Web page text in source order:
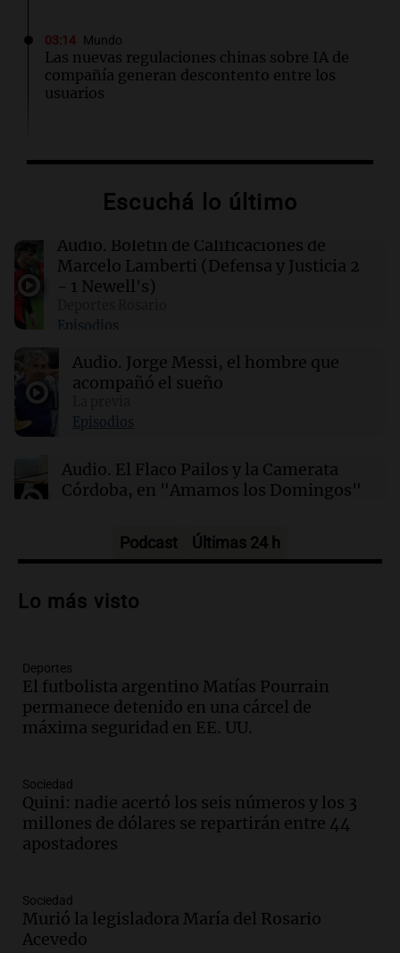
03:14 Mundo
Las nuevas regulaciones chinas sobre IA de
compañía generan descontento entre los
usuarios
Congreso de EEUU investiga la deportación de
02:03 Tecnología
King's Cross: De barrio marginal a centro
neurálgico de la inteligencia artificial
01:31 Ciencia
salud entre vino, cerveza y licores
00:32 Clima
Clima en Salta: cómo estará el tiempo este
Escuchá lo último
Audio. Boletín de Calificaciones de
Marcelo Lamberti (Defensa y Justicia 2
- 1 Newell's)
Episodios
Audio. Jorge Messi, el hombre que
acompañó el sueño
Episodios
Audio. El Flaco Pailos y la Camerata
Córdoba, en "Amamos los Domingos"
hablaron de su obra en Cadena 3
Audio.
Córdoba espera a León XIV con el
recuerdo del paso de Juan Pablo II: "Te
traspasaba con la mirada"
Amamos los Domingos
Audio.
un imperdible cordobés para los
amantes de la astronomía
Amamos los Domingos
la historia del club de Irlanda
revolucionado por hinchas argentinos
Amamos los Domingos
Podcast Últimas 24 h
Lo más visto
Deportes
El futbolista argentino Matías Pourrain
permanece detenido en una cárcel de
máxima seguridad en EE. UU.
Sociedad
Quini: nadie acertó los seis números y los 3
millones de dólares se repartirán entre 44
apostadores
Sociedad
Murió la legisladora María del Rosario
Acevedo